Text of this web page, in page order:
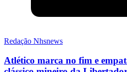
Redação Nhsnews
Atlético marca no fim e